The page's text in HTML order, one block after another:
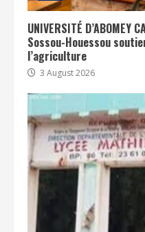
UNIVERSITÉ D’ABOMEY
Sossou-Houessou
l’agriculture
3 August 2026